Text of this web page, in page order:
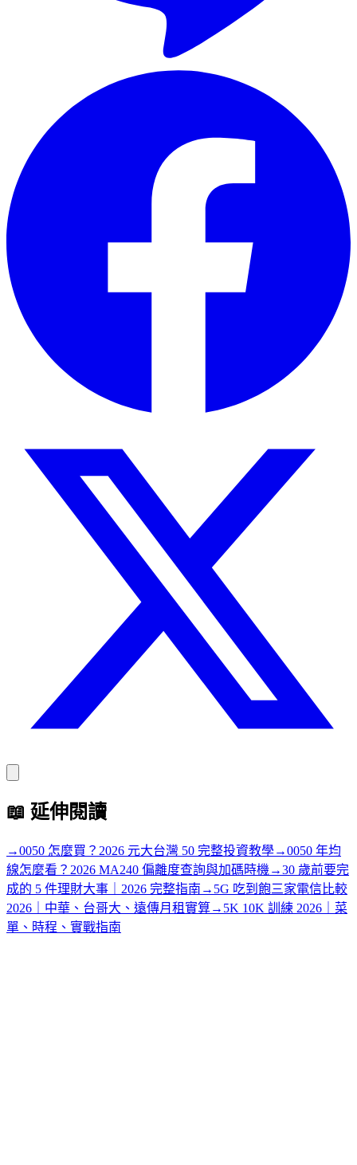
📖 延伸閱讀
→0050 怎麼買？2026 元大台灣 50 完整投資教學→0050 年均
線怎麼看？2026 MA240 偏離度查詢與加碼時機 →30 歲前要完
成的 5 件理財大事｜2026 完整指南 → 5G 吃到飽三家電信比較
2026｜中華、台哥大、遠傳月租實算→ 5K 10K 訓練 2026｜菜
單、時程、實戰指南